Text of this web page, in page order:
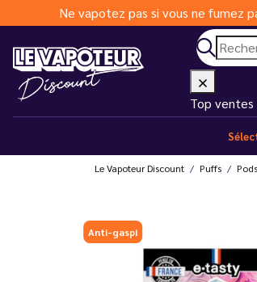
Ne vapotez pas si vous ne fumez
Top
Le Vapoteur Discount Puffs
Anti-gaspi